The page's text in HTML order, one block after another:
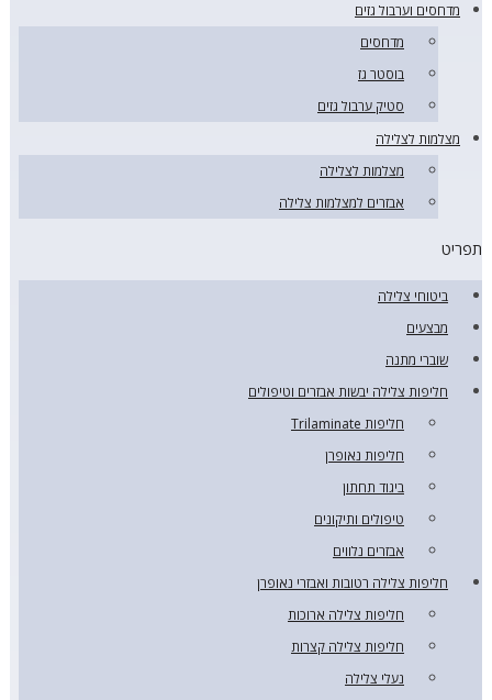
מדחסים וערבול גזים
מדחסים
בוסטר גז
סטיק ערבול גזים
מצלמות לצלילה
מצלמות לצלילה
אבזרים למצלמות צלילה
תפריט
ביטוחי צלילה
מבצעים
שוברי מתנה
חליפות צלילה יבשות אבזרים וטיפולים
חליפות Trilaminate
חליפות נאופרן
ביגוד תחתון
טיפולים ותיקונים
אבזרים נלווים
חליפות צלילה רטובות ואבזרי נאופרן
חליפות צלילה ארוכות
חליפות צלילה קצרות
נעלי צלילה